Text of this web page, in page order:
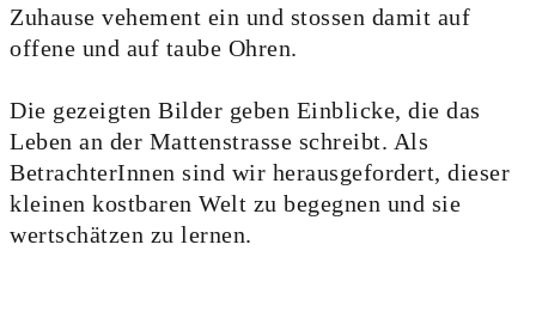
Zuhause vehement ein und stossen damit auf
offene und auf taube Ohren.
Die gezeigten Bilder geben Einblicke, die das
Leben an der Mattenstrasse schreibt. Als
BetrachterInnen sind wir herausgefordert, dieser
kleinen kostbaren Welt zu begegnen und sie
wertschätzen zu lernen.